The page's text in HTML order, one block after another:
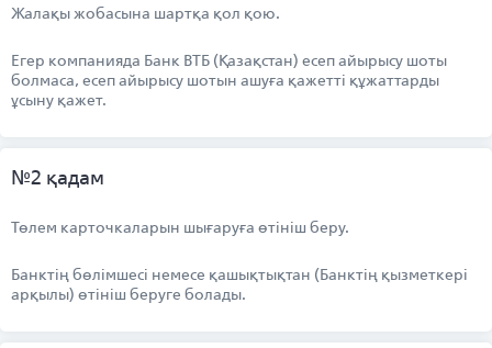
Жалақы жобасына шартқа қол қою.
Егер компанияда Банк ВТБ (Қазақстан) есеп айырысу шоты
болмаса, есеп айырысу шотын ашуға қажетті құжаттарды
ұсыну қажет.
№2 қадам
Төлем карточкаларын шығаруға өтініш беру.
Банктің бөлімшесі немесе қашықтықтан (Банктің қызметкері
арқылы) өтініш беруге болады.